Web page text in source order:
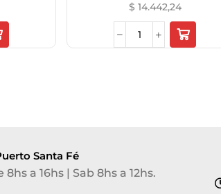
$ 14.442,24
Santa Fé
8hs a 16hs | Sab 8hs a 12hs.